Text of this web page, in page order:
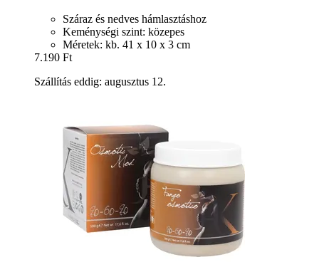
Száraz és nedves hámlasztáshoz
Keménységi szint: közepes
Méretek: kb. 41 x 10 x 3 cm
7.190 Ft
Szállítás eddig: augusztus 12.